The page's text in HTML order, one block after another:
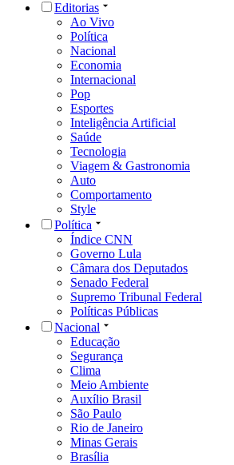
Editorias
Ao Vivo
Política
Nacional
Economia
Internacional
Pop
Esportes
Inteligência Artificial
Saúde
Tecnologia
Viagem & Gastronomia
Auto
Comportamento
Style
Política
Índice CNN
Governo Lula
Câmara dos Deputados
Senado Federal
Supremo Tribunal Federal
Políticas Públicas
Nacional
Educação
Segurança
Clima
Meio Ambiente
Auxílio Brasil
São Paulo
Rio de Janeiro
Minas Gerais
Brasília